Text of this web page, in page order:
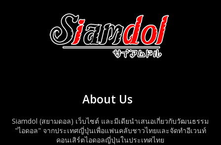
About Us
Siamdol (สยามดอล) เว็บไซต์ และมีเดียนำเสนอเกี่ยวกับวัฒนธรรม
"ไอดอล" จากประเทศญี่ปุ่นเพื่อแฟนคลับชาวไทยและจัดทำอีเวนท์
คอนเสิร์ตไอดอลญี่ปุ่นในประเทศไทย